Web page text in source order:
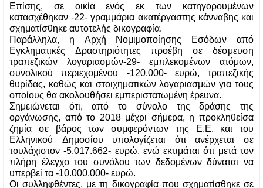
Επίσης, σε οικία ενός εκ των κατηγορουμένων
κατασχέθηκαν -22- γραμμάρια ακατέργαστης κάνναβης και
σχηματίσθηκε αυτοτελής δικογραφία.
Παράλληλα, η Αρχή Νομιμοποίησης Εσόδων από
Εγκληματικές Δραστηριότητες προέβη σε δέσμευση
τραπεζικών λογαριασμών-29- εμπλεκομένων ατόμων,
συνολικού περιεχομένου -120.000- ευρώ, τραπεζικής
θυρίδας, καθώς και στοιχηματικών λογαριασμών για τους
οποίους θα ακολουθήσει εμπεριστατωμένη έρευνα.
Σημειώνεται ότι, από το σύνολο της δράσης της
οργάνωσης, από το 2018 μέχρι σήμερα, η προκληθείσα
ζημία σε βάρος των συμφερόντων της Ε.Ε. και του
Ελληνικού Δημοσίου υπολογίζεται ότι ανέρχεται σε
τουλάχιστον -5.017.662- ευρώ, ενώ εκτιμάται ότι μετά τον
πλήρη έλεγχο του συνόλου των δεδομένων δύναται να
υπερβεί τα -10.000.000- ευρώ.
Οι συλληφθέντες, με τη δικογραφία που σχηματίσθηκε σε